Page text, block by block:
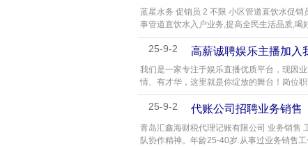
蓝星水务 促销员 2 不限 小区管道直饮水促
事管道直饮水入户业务,提高全民生活品质,喝
25-9-2 高薪诚聘娱乐主播加入
我们是一家专注于娱乐直播优质平台，现因
情、有才华，这里就是你绽放的舞台！岗位
25-9-2 代账公司招聘业务销售
青岛汇鑫海财税代理记账有限公司 业务销售
队协作精神。年龄25-40岁.从事过业务销售